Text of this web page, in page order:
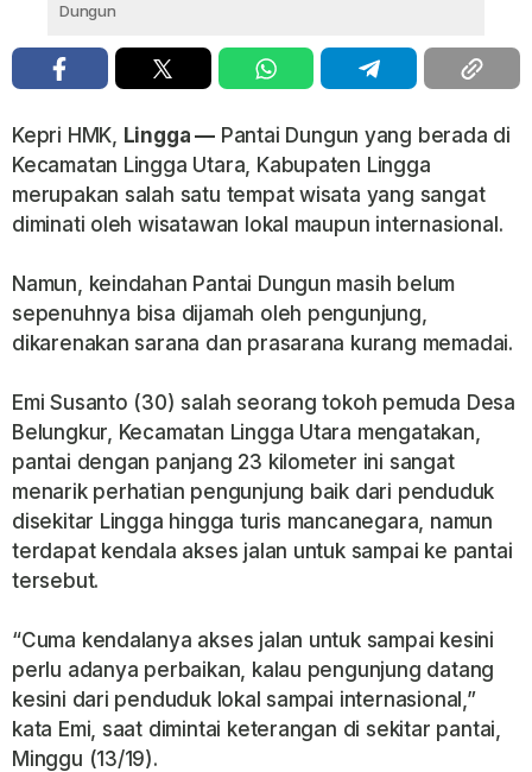
Dungun
Kepri HMK, Lingga — Pantai Dungun yang berada di
Kecamatan Lingga Utara, Kabupaten Lingga
merupakan salah satu tempat wisata yang sangat
diminati oleh wisatawan lokal maupun internasional.
Namun, keindahan Pantai Dungun masih belum
sepenuhnya bisa dijamah oleh pengunjung,
dikarenakan sarana dan prasarana kurang memadai.
Emi Susanto (30) salah seorang tokoh pemuda Desa
Belungkur, Kecamatan Lingga Utara mengatakan,
pantai dengan panjang 23 kilometer ini sangat
menarik perhatian pengunjung baik dari penduduk
disekitar Lingga hingga turis mancanegara, namun
terdapat kendala akses jalan untuk sampai ke pantai
tersebut.
“Cuma kendalanya akses jalan untuk sampai kesini
perlu adanya perbaikan, kalau pengunjung datang
kesini dari penduduk lokal sampai internasional,”
kata Emi, saat dimintai keterangan di sekitar pantai,
Minggu (13/19).